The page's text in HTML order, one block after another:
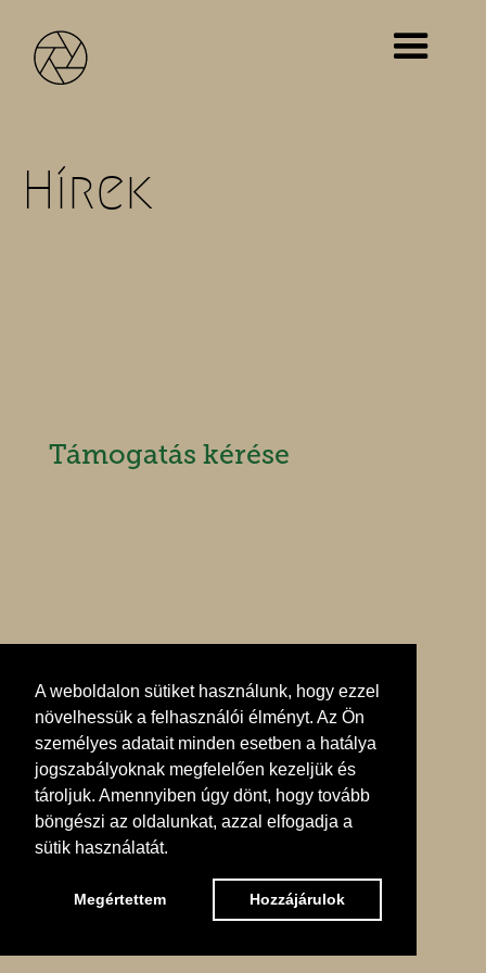
A weboldalon sütiket használunk, hogy ezzel
növelhessük a felhasználói élményt. Az Ön
személyes adatait minden esetben a hatálya
jogszabályoknak megfelelően kezeljük és
tároljuk. Amennyiben úgy dönt, hogy tovább
böngészi az oldalunkat, azzal elfogadja a
sütik használatát.
Megértettem Hozzájárulok
Hírek
Támogatás kérése